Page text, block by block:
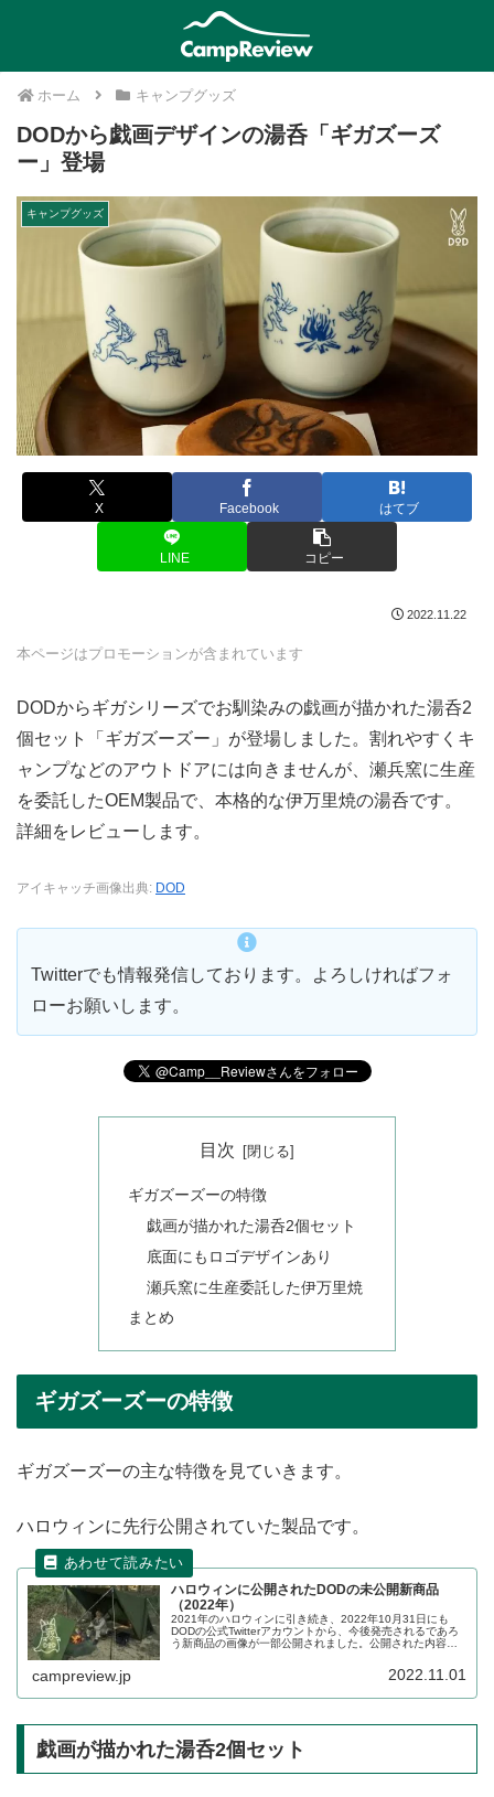
ホーム キャンプグッズ
DODから戯画デザインの湯呑「ギガズーズ
ー」登場
キャンプグッズ
X Facebook はてブ
LINE コピー
2022.11.22
本ページはプロモーションが含まれています
DODからギガシリーズでお馴染みの戯画が描かれた湯呑2
個セット「ギガズーズー」が登場しました。割れやすくキ
ャンプなどのアウトドアには向きませんが、瀬兵窯に生産
を委託したOEM製品で、本格的な伊万里焼の湯呑です。
詳細をレビューします。
アイキャッチ画像出典: DOD
Twitterでも情報発信しております。よろしければフォ
ローお願いします。
目次
ギガズーズーの特徴
戯画が描かれた湯呑2個セット
底面にもロゴデザインあり
瀬兵窯に生産委託した伊万里焼
まとめ
ギガズーズーの特徴
ギガズーズーの主な特徴を見ていきます。
ハロウィンに先行公開されていた製品です。
ハロウィンに公開されたDODの未公開新商品
（2022年）
2021年のハロウィンに引き続き、2022年10月31日にも
DODの公式Twitterアカウントから、今後発売されるであろ
う新商品の画像が一部公開されました。公開された内容か
campreview.jp 2022.11.01
戯画が描かれた湯呑2個セット